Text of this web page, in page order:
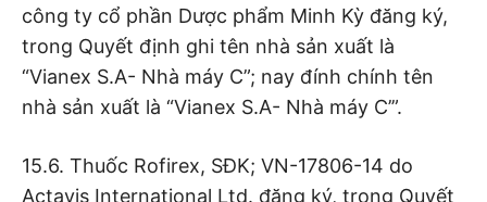
công ty cổ phần Dược phẩm Minh Kỳ đăng ký,
trong Quyết định ghi tên nhà sản xuất là
“Vianex S.A- Nhà máy C”; nay đính chính tên
nhà sản xuất là “Vianex S.A- Nhà máy C’”.
15.6. Thuốc Rofirex, SĐK; VN-17806-14 do
Actavis International Ltd. đăng ký, trong Quyết